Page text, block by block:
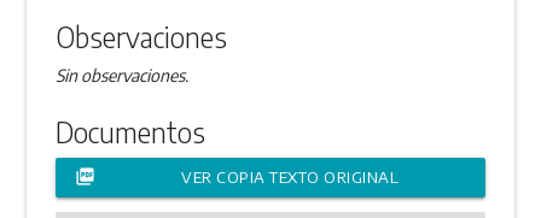
Observaciones
Sin observaciones.
Documentos
picture_as_pdf VER COPIA TEXTO ORIGINAL